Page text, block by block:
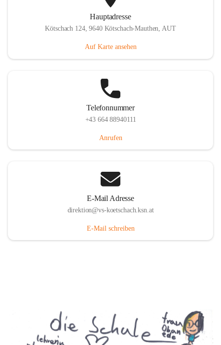
Hauptadresse
Kötschach 124, 9640 Kötschach-Mauthen, AUT
Auf Karte ansehen
Telefonnummer
+43 664 88940111
Anrufen
E-Mail Adresse
direktion@vs-koetschach.ksn.at
E-Mail schreiben